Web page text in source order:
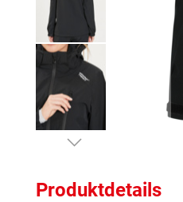
der
Produktdetails